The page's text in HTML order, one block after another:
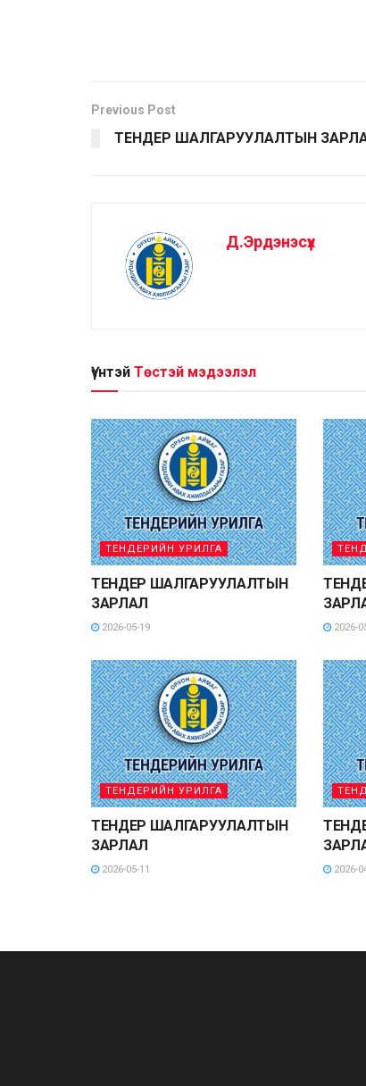
Previous Post
ТЕНДЕР ШАЛГАРУУЛАЛТЫН
Д.Эрдэнэсүх
Үүнтэй Төстэй мэдээлэл
ТЕНДЕРИЙН УРИЛГА
ТЕНДЕР ШАЛГАРУУЛАЛТЫН
ЗАРЛАЛ
2026-05-19 2026-
ТЕНДЕРИЙН УРИЛГА
ТЕНДЕР ШАЛГАРУУЛАЛТЫН
ЗАРЛАЛ
2026-05-11 2026-